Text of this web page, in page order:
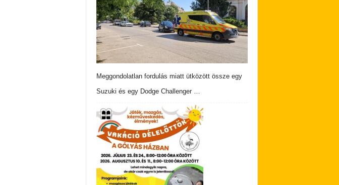
Meggondolatlan fordulás miatt ütközött össze egy
Suzuki és egy Dodge Challenger …